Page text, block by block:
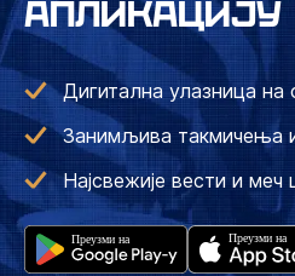
АПЛИКАЦИЈУ
Дигитална улазница на
Занимљива такмичења
Најсвежије вести и меч